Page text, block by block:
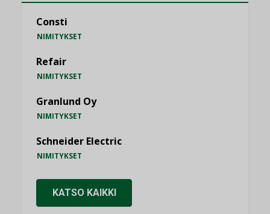
Consti
NIMITYKSET
Refair
NIMITYKSET
Granlund Oy
NIMITYKSET
Schneider Electric
NIMITYKSET
KATSO KAIKKI